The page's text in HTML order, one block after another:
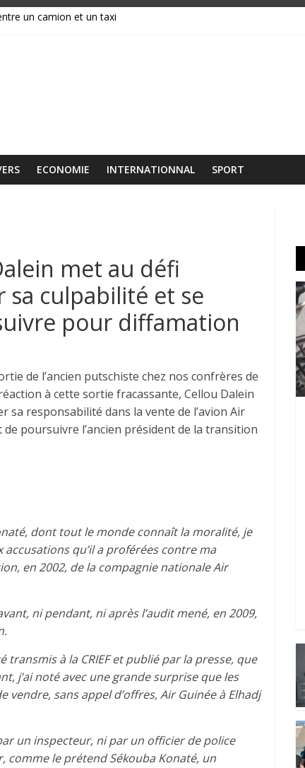
un camion et un taxi
institutions fonctionnent »
à quelques mètres de la grande mosquée
ECONOMIE INTERNATIONNAL SPORT
met au défi
sa culpabilité et se
pour diffamation
de l’ancien putschiste chez nos confrères de
à cette sortie fracassante, Cellou Dalein
sa responsabilité dans la vente de l’avion Air
de poursuivre l’ancien président de la transition
dont tout le monde connaît la moralité, je
qu’il a proférées contre ma
en 2002, de la compagnie nationale Air
ni pendant, ni après l’audit mené, en 2009,
transmis à la CRIEF et publié par la presse, que
j’ai noté avec une grande surprise que les
sans appel d’offres, Air Guinée à Elhadj
un inspecteur, ni par un officier de police
le prétend Sékouba Konaté, un